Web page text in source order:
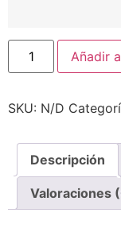
Muir
Woods
-
cantidad
Añadir
SKU: N/D
Descripción
Valoraciones